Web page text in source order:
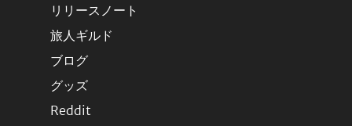
リリースノート
旅人ギルド
ブログ
グッズ
Reddit